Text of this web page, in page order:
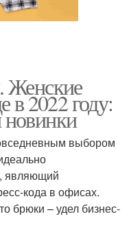
Женские
в 2022 году:
выбором
являющий
кода в офисах.
брюки – удел бизнес-